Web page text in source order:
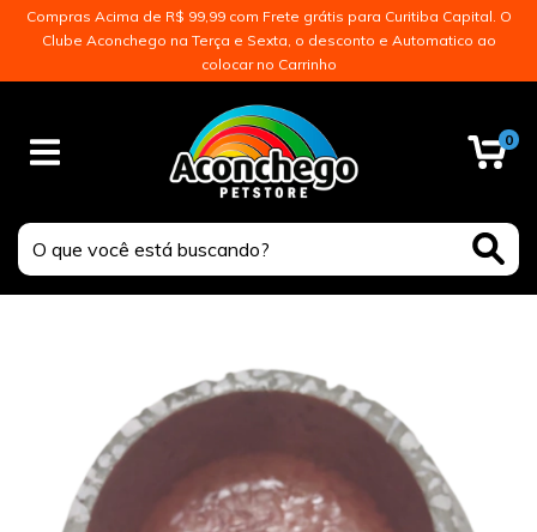
Compras Acima de R$ 99,99 com Frete grátis para Curitiba Capital. O
Clube Aconchego na Terça e Sexta, o desconto e Automatico ao
colocar no Carrinho
0